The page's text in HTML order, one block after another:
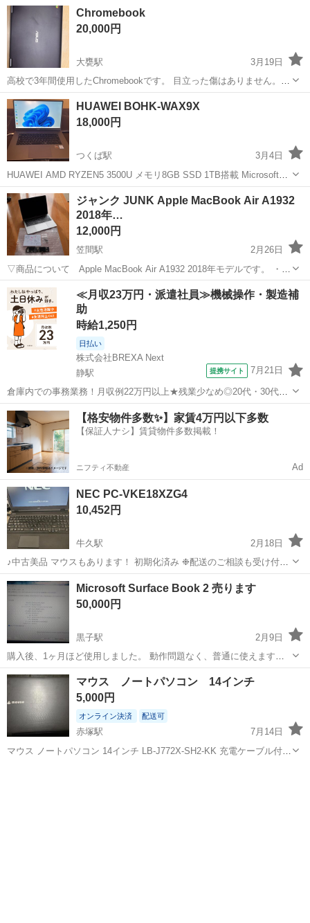
茨城 取手市
Chromebook
20,000円
大甕駅
3月19日
高校で3年間使用したChromebookです。 目立った傷はありません。
型式などは写真で確認してください。
茨城 日立市
HUAWEI BOHK-WAX9X
18,000円
つくば駅
3月4日
HUAWEI AMD RYZEN5 3500U メモリ8GB SSD 1TB搭載 Microsoft
office ProfessionalPlus 2021インストール済み 初期設定済みです。
webカメラ非搭載、ドライブ...
茨城 つくば市 つくば駅
ジャンク JUNK Apple MacBook Air A1932
2018年…
12,000円
笠間駅
2月26日
▽商品について Apple MacBook Air A1932 2018年モデルです。 ・フ
リマサイトでの購入品です。 ・全く電源が入らない状態のものでし
た。 ・表示がされないので、外観からの判断ですが、液...
茨城 笠間市 笠間駅 ノートパソコン MacBook Air
≪月収23万円・派遣社員≫機械操作・製造補
助
時給1,250円
日払い
株式会社BREXA Next
静駅
提携サイト 7月21日
倉庫内での事務業務！月収例22万円以上★残業少なめ◎20代・30代・
40代の男女活躍中！空調完備で快適作業★食堂利用可◎マイカー通勤
OK◎無料駐車場完備！《茨城県常陸大宮市》 人気の工場のお仕事 ◇
電子部品製造倉庫内の事務...
茨城 常陸大宮市 静駅 その他
【格安物件多数✨】家賃4万円以下多数
【保証人ナシ】賃貸物件多数掲載！
ニフティ不動産 Ad
NEC PC-VKE18XZG4
10,452円
牛久駅
2月18日
♪中古美品 マウスもあります！ 初期化済み ❉配送のご相談も受け付け
ております！気軽にご相談下さい！ ♪Used beautiful item ❉We also
accept inquiries regarding ...
茨城 牛久市 NEC
Microsoft Surface Book 2 売ります
50,000円
黒子駅
2月9日
購入後、1ヶ月ほど使用しました。 動作問題なく、普通に使えます。
画面タッチOK、キーボード分離（タブレットモード）も問題ありませ
ん。 【スペック】 ・モデル：Surface Book 2 ・CPU：Intel Core ...
茨城 筑西市 黒子駅 ノートパソコン Surface Book
マウス ノートパソコン 14インチ
5,000円
オンライン決済 配送可
赤塚駅
7月14日
マウス ノートパソコン 14インチ LB-J772X-SH2-KK 充電ケーブル付